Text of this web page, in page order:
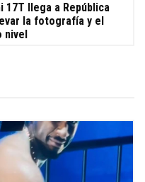
17T llega a República
la fotografía y el